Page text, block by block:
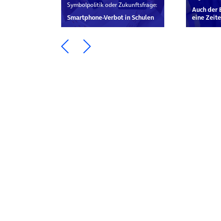
Symbolpolitik oder Zukunftsfrage:
Smartphone-Verbot in Schulen
Auch der
eine
Ein Element zurück blättern
Ein Element weiter